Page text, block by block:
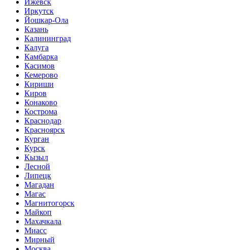
Ижевск
Иркутск
Йошкар-Ола
Казань
Калининград
Калуга
Камбарка
Касимов
Кемерово
Кириши
Киров
Конаково
Кострома
Краснодар
Красноярск
Курган
Курск
Кызыл
Лесной
Липецк
Магадан
Магас
Магнитогорск
Майкоп
Махачкала
Миасс
Мирный